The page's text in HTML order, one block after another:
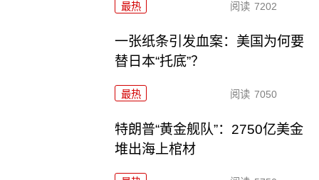
最热 阅读 7202
一张纸条引发血案：美国为何要
替日本“托底”？
最热 阅读 7050
特朗普“黄金舰队”：2750亿美金
堆出海上棺材